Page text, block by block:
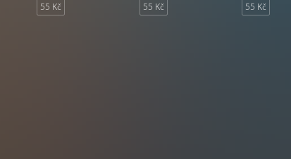
55 Kč 55 Kč 55 Kč